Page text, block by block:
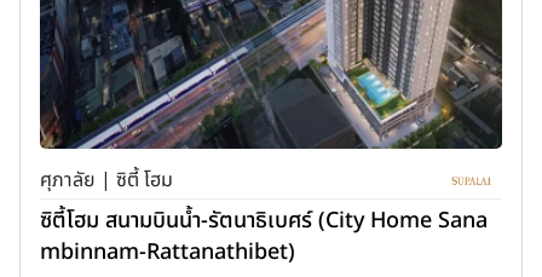
ศุภาลัย | ซิตี้ โฮม
ซิตี้โฮม สนามบินน้ำ-รัตนาธิเบศร์ (City Home Sana
mbinnam-Rattanathibet)